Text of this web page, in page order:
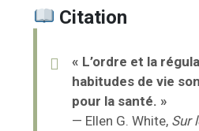
Citation
« L’ordre et la
habitudes de vie
pour la santé. »
— Ellen G. White, Sur